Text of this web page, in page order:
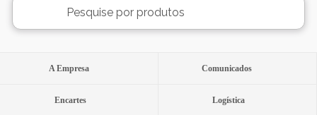
A Empresa Comunicados
Encartes Logística